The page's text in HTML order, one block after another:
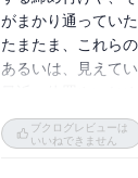
がまかり通ってい
たまたま、これら
あるいは、見えて
はない。手段や現
人間は見慣れてし
ブクログレビューは
いいねできません